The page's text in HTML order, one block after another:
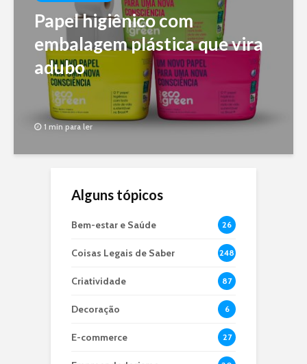
Papel higiênico com
embalagem plástica que vira
adubo
1 min para ler
Alguns tópicos
Bem-estar e Saúde 26
Coisas Legais de Saber 248
Criatividade 87
Decoração 6
E-commerce 27